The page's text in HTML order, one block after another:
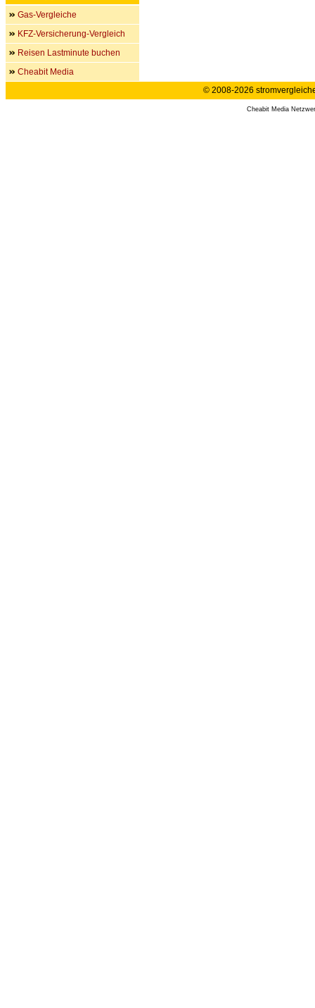
Gas-Vergleiche
KFZ-Versicherung-Vergleich
Reisen Lastminute buchen
Cheabit Media
© 2008-2026
Cheabit Media